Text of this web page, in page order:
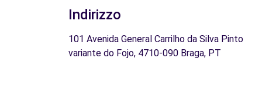
Indirizzo
101 Avenida General Carrilho da Silva Pinto
variante do Fojo, 4710-090 Braga, PT